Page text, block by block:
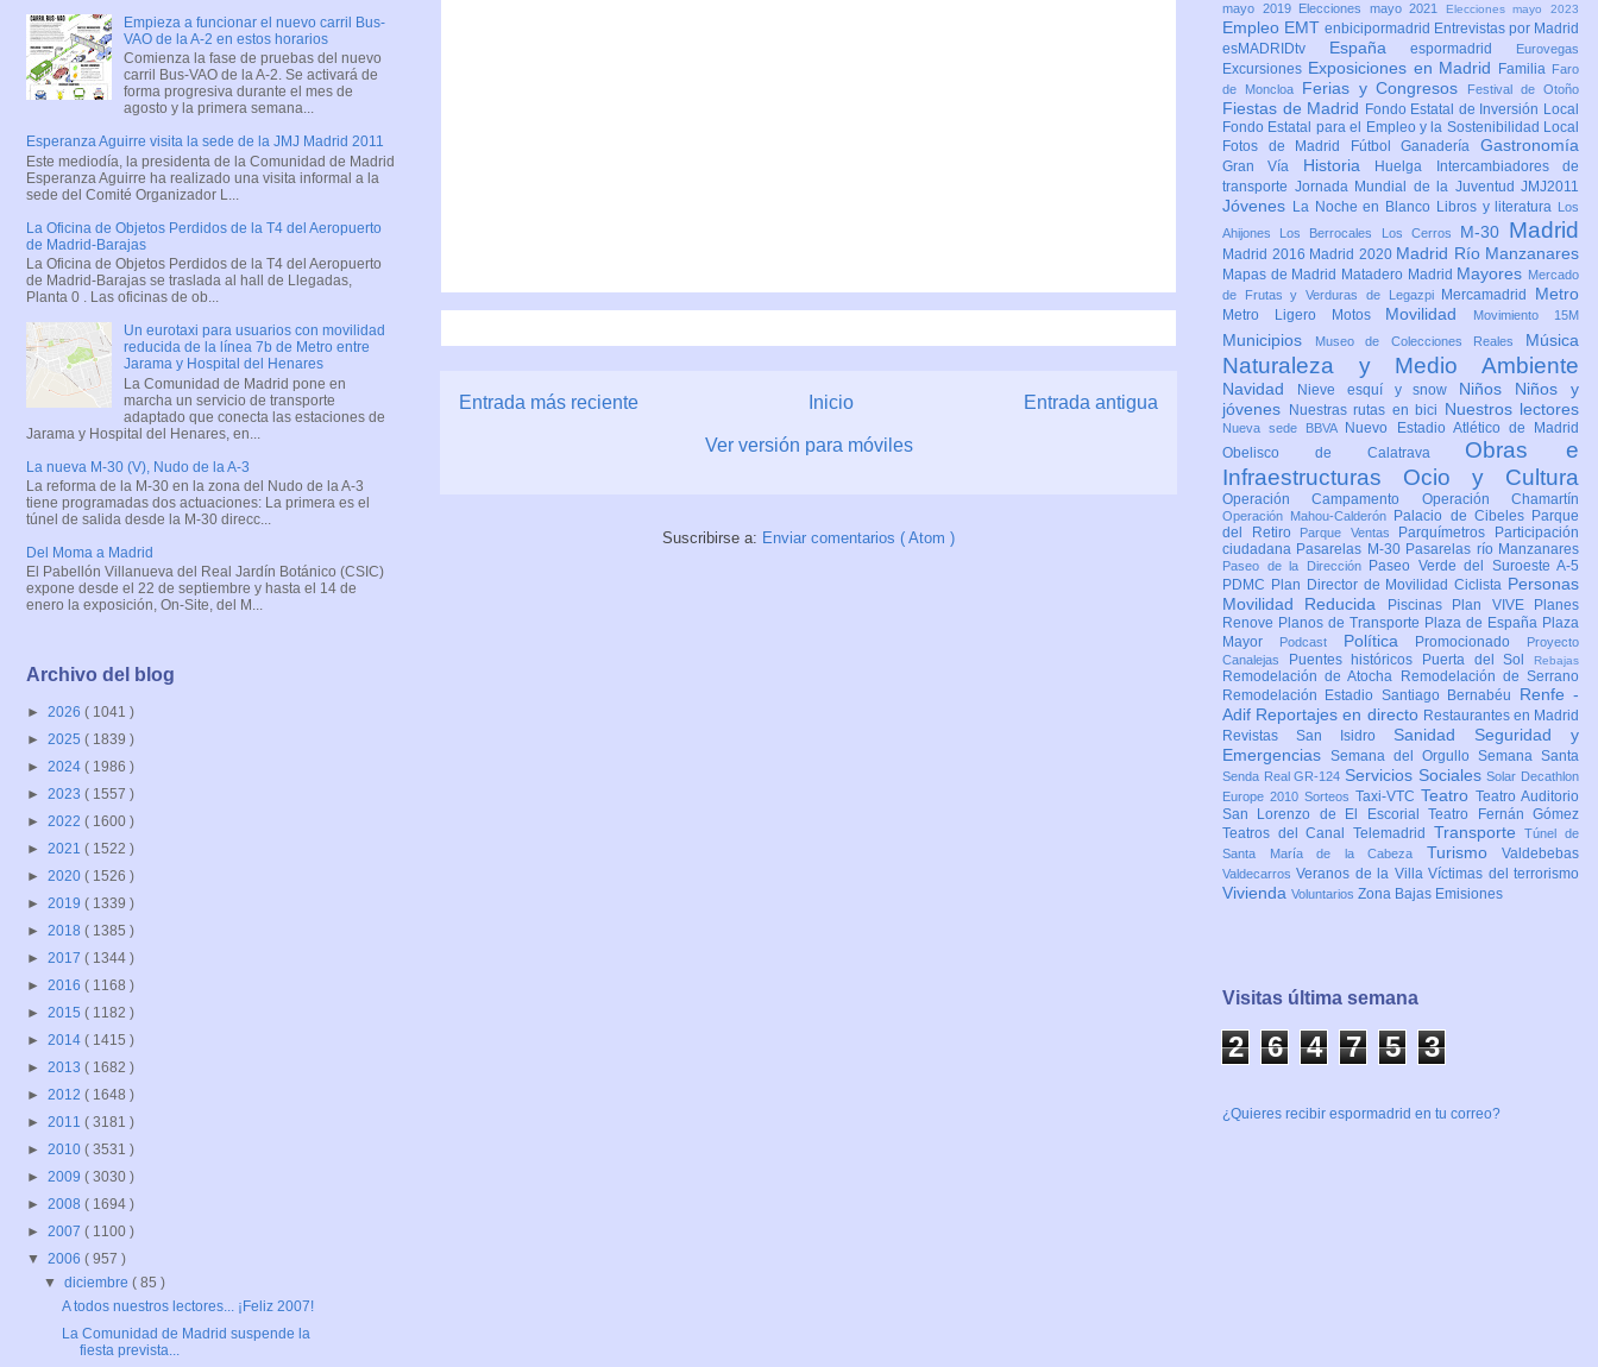
Entrada más reciente Entrada antigua
Inicio
Ver versión para móviles
Suscribirse a: Enviar comentarios ( Atom )
Empieza a funcionar el nuevo carril Bus-
VAO de la A-2 en estos horarios
Comienza la fase de pruebas del nuevo
carril Bus-VAO de la A-2. Se activará de
forma progresiva durante el mes de
agosto y la primera semana...
Esperanza Aguirre visita la sede de la JMJ Madrid 2011
Este mediodía, la presidenta de la Comunidad de Madrid
Esperanza Aguirre ha realizado una visita informal a la
sede del Comité Organizador L...
La Oficina de Objetos Perdidos de la T4 del Aeropuerto
de Madrid-Barajas
La Oficina de Objetos Perdidos de la T4 del Aeropuerto
de Madrid-Barajas se traslada al hall de Llegadas,
Planta 0 . Las oficinas de ob...
Un eurotaxi para usuarios con movilidad
reducida de la línea 7b de Metro entre
Jarama y Hospital del Henares
La Comunidad de Madrid pone en
marcha un servicio de transporte
adaptado que conecta las estaciones de
Jarama y Hospital del Henares, en...
La nueva M-30 (V), Nudo de la A-3
La reforma de la M-30 en la zona del Nudo de la A-3
tiene programadas dos actuaciones: La primera es el
túnel de salida desde la M-30 direcc...
Del Moma a Madrid
El Pabellón Villanueva del Real Jardín Botánico (CSIC)
expone desde el 22 de septiembre y hasta el 14 de
enero la exposición, On-Site, del M...
Archivo del blog
► 2026 ( 1041 )
► 2025 ( 1839 )
► 2024 ( 1986 )
► 2023 ( 1557 )
► 2022 ( 1600 )
► 2021 ( 1522 )
► 2020 ( 1526 )
► 2019 ( 1339 )
► 2018 ( 1385 )
► 2017 ( 1344 )
► 2016 ( 1168 )
► 2015 ( 1182 )
► 2014 ( 1415 )
► 2013 ( 1682 )
► 2012 ( 1648 )
► 2011 ( 3181 )
► 2010 ( 3531 )
► 2009 ( 3030 )
► 2008 ( 1694 )
► 2007 ( 1100 )
▼ 2006 ( 957 )
▼diciembre( 85 )
A todos nuestros lectores... ¡Feliz 2007!
La Comunidad de Madrid suspende la
fiesta prevista...
mayo 2019
Elecciones mayo 2021 Elecciones mayo 2023
Empleo EMT enbicipormadrid Entrevistas por Madrid
esMADRIDtv Españaespormadrid Eurovegas
Excursiones Exposiciones en Madrid Familia Faro
de Moncloa
Ferias y Congresos Festival de Otoño
Fiestas de Madrid Fondo Estatal de Inversión Local
Fondo Estatal para el Empleo y la Sostenibilidad Local
Fotos de Madrid
FútbolGanaderíaGastronomía
Gran Vía Historia Huelga
Intercambiadores de
transporte Jornada Mundial de la Juventud JMJ2011
Jóvenes La Noche en Blanco Libros y literatura
Los
Ahijones
Los Berrocales Los Cerros M-30 Madrid
Madrid 2016 Madrid 2020 Madrid Río Manzanares
Mapas de Madrid Matadero Madrid Mayores Mercado
de Frutas y Verduras de Legazpi
Mercamadrid Metro
Metro Ligero Motos Movilidad Movimiento 15M
Municipios Museo de Colecciones Reales Música
Naturaleza y Medio Ambiente
Navidad Nieve esquí y snow Niños Niños y
jóvenes
Nuestras rutas en bici Nuestros lectores
Nueva sede BBVA
Nuevo Estadio Atlético de Madrid
Obelisco de Calatrava Obras e
Infraestructuras Ocio y Cultura
Operación Campamento Operación Chamartín
Operación Mahou-Calderón Palacio de Cibeles Parque
del Retiro
Parque Ventas Parquímetros
Participación
ciudadana Pasarelas M-30 Pasarelas río Manzanares
Paseo de la Dirección
Paseo Verde del Suroeste A-5
PDMC Plan Director de Movilidad Ciclista Personas
Movilidad Reducida
Piscinas Plan VIVE
Planes
Renove Planos de Transporte Plaza de España Plaza
Mayor
Podcast Política Promocionado
Proyecto
Canalejas
Puentes históricos Puerta del Sol Rebajas
Remodelación de Atocha
Remodelación de Serrano
Remodelación Estadio Santiago Bernabéu Renfe -
Adif Reportajes en directo Restaurantes en Madrid
Revistas San Isidro Sanidad Seguridad y
Emergencias Semana del Orgullo Semana Santa
Senda Real GR-124 Servicios SocialesSolar Decathlon
Europe 2010 Sorteos Taxi-VTC Teatro Teatro Auditorio
San Lorenzo de El EscorialTeatro Fernán Gómez
Teatros del Canal Telemadrid TransporteTúnel de
Santa María de la Cabeza Turismo Valdebebas
ValdecarrosVeranos de la VillaVíctimas del terrorismo
Vivienda Voluntarios Zona Bajas Emisiones
Visitas última semana
2 6 4 7 5 3
¿Quieres recibir espormadrid en tu correo?